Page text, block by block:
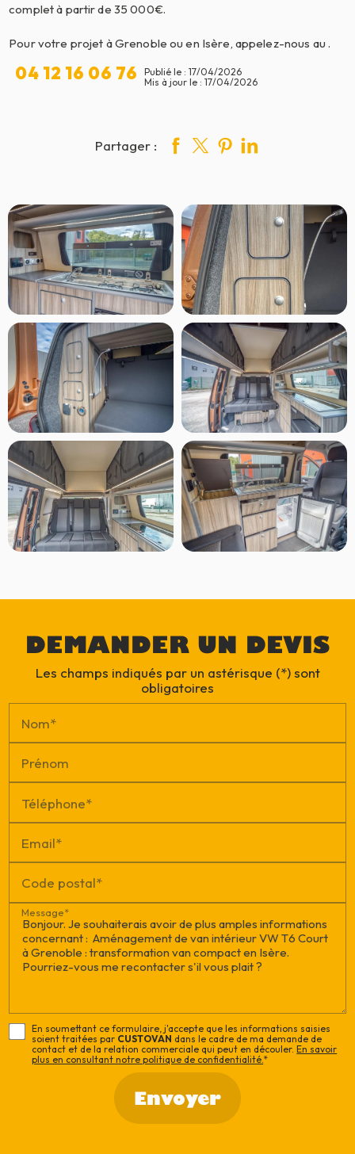
complet à partir de 35 000€.
Pour votre projet à Grenoble ou en Isère, appelez-nous au
04 12 16 06 76
.
Publié le : 17/04/2026
Mis à jour le : 17/04/2026
Partager :
DEMANDER UN DEVIS
Les champs indiqués par un astérisque (*) sont
obligatoires
Nom*
Prénom
Téléphone*
Email*
Code postal*
Message*
En soumettant ce formulaire, j'accepte que les informations saisies
soient traitées par CUSTOVAN dans le cadre de ma demande de
contact et de la relation commerciale qui peut en découler.En savoir
plus en consultant notre politique de confidentialité. *